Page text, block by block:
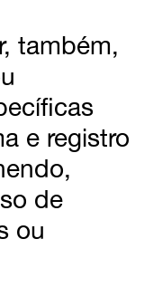
também,
e registro
de
ou